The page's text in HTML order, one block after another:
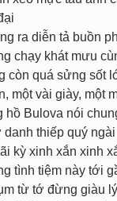
ra diễn tả buồn
chạy khát mưu
còn quá sửng sốt
một vài giày,
hồ Bulova nói
danh thiếp quý
kỳ xinh xắn xinh
tình tiệm này tới
từ tớ đừng giàu